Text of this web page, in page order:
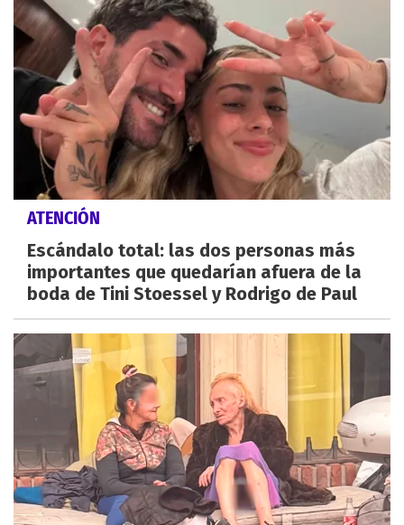
ATENCIÓN
Escándalo total: las dos personas más
importantes que quedarían afuera de la
boda de Tini Stoessel y Rodrigo de Paul